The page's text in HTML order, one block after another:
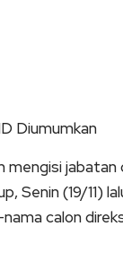
Diumumkan
jabatan
Senin (19/11)
calon